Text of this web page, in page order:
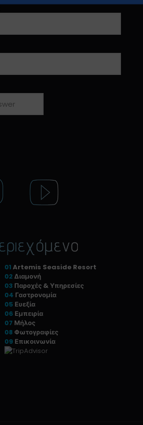
01 Artemis Seaside Resort
02 Διαμονή
03 Παροχές & Υπηρεσίες
04 Γαστρονομία
05 Ευεξία
06 Εμπειρία
07 Μήλος
08 Φωτογραφίες
09 Επικοινωνία